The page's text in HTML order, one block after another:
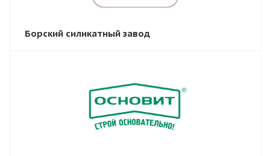
Борский силикатный завод